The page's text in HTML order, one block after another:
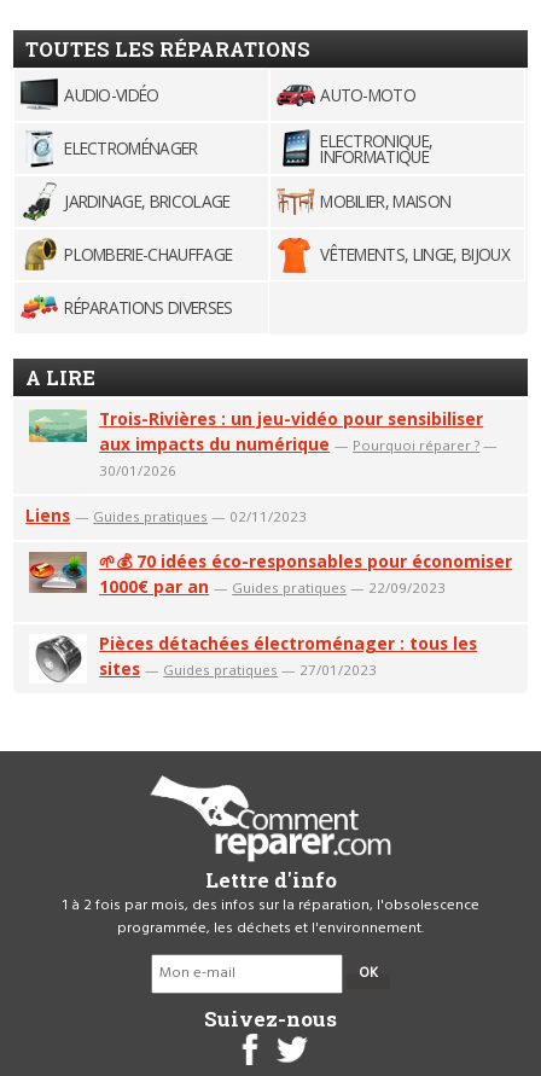
TOUTES LES RÉPARATIONS
AUDIO-VIDÉO AUTO-MOTO
ELECTROMÉNAGER ELECTRONIQUE,
INFORMATIQUE
JARDINAGE, BRICOLAGE
MOBILIER, MAISON
PLOMBERIE-CHAUFFAGE VÊTEMENTS, LINGE, BIJOUX
RÉPARATIONS DIVERSES
A LIRE
Trois-Rivières : un jeu-vidéo pour sensibiliser
aux impacts du numérique — Pourquoi réparer ? —
30/01/2026
Liens — Guides pratiques — 02/11/2023
🌱💰 70 idées éco-responsables pour économiser
1000€ par an — Guides pratiques — 22/09/2023
Pièces détachées électroménager : tous les
sites — Guides pratiques — 27/01/2023
Lettre d'info
1 à 2 fois par mois, des infos sur la réparation, l'obsolescence
programmée, les déchets et l'environnement.
OK
Suivez-nous